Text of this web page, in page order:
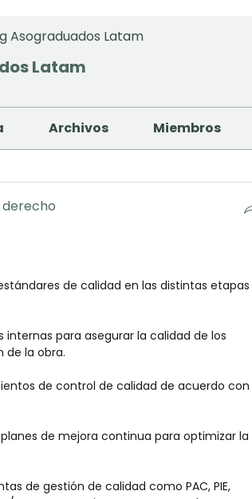
Asograduados Latam
Latam
Archivos Miembros
derecho
de calidad en las distintas etapas
para asegurar la calidad de los
de la obra.
de control de calidad de acuerdo con
de mejora continua para optimizar la
de gestión de calidad como PAC, PIE,